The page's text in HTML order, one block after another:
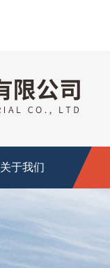
关于我们